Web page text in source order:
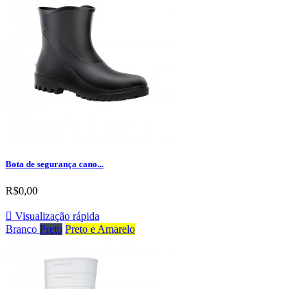
Bota de segurança cano...
R$0,00
 Visualização rápida
Branco Preto Preto e Amarelo